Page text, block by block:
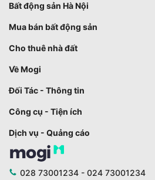
Bất động sản Hà Nội
Mua bán bất động sản
Cho thuê nhà đất
Về Mogi
Đối Tác - Thông tin
Công cụ - Tiện ích
Dịch vụ - Quảng cáo
028 73001234 - 024 73001234